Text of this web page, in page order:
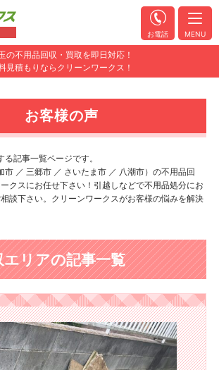
の不用品回収・買取を即日対応！
見積もりならクリーンワークス！
お電話 MENU
お客様の声
る記事一覧ページです。
市 ／ 三郷市 ／ さいたま市 ／ 八潮市）の不用品回
クスにお任せ下さい！引越しなどで不用品処分にお
談下さい。クリーンワークスがお客様の悩みを解決
エリアの記事一覧